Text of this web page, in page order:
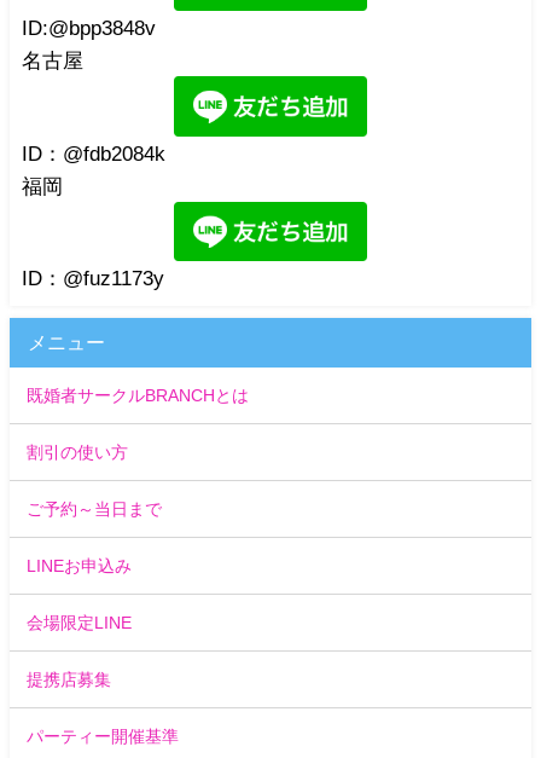
ID:@bpp3848v
名古屋
ID：@fdb2084k
福岡
ID：@fuz1173y
メニュー
既婚者サークルBRANCHとは
割引の使い方
ご予約～当日まで
LINEお申込み
会場限定LINE
提携店募集
パーティー開催基準